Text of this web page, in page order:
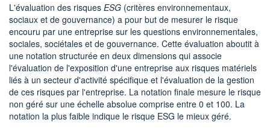
11h52 14h44
0,010
SECTEUR
Biotechnologie
OUVERTURE
0,0112
CLÔTURE VEILLE
0,0120
+ HAUT
0,0126
+ BAS
0,0110
L'évaluation des risques ESG (critères environnementaux,
sociaux et de gouvernance) a pour but de mesurer le risque
encouru par une entreprise sur les questions environnementales,
sociales, sociétales et de gouvernance. Cette évaluation aboutit à
une notation structurée en deux dimensions qui associe
l'évaluation de l'exposition d'une entreprise aux risques matériels
liés à un secteur d'activité spécifique et l'évaluation de la gestion
de ces risques par l'entreprise. La notation finale mesure le risque
non géré sur une échelle absolue comprise entre 0 et 100. La
notation la plus faible indique le risque ESG le mieux géré.